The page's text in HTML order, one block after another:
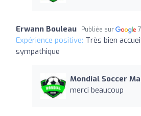
Erwann Bouleau Publiée sur
Expérience positive: Très bien
sympathique
Mondial Soccer
merci beaucoup